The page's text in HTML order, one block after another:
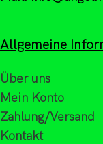
Allgemeine
Über uns
Mein Konto
Zahlung/Versand
Kontakt